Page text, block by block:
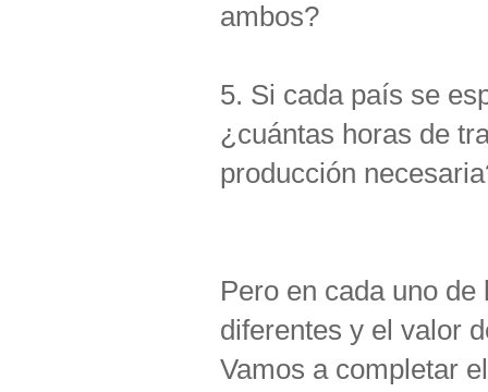
ambos?
5. Si cada país se
¿cuántas horas de
producción
Pero en cada uno
diferentes y el valor
Vamos a completar